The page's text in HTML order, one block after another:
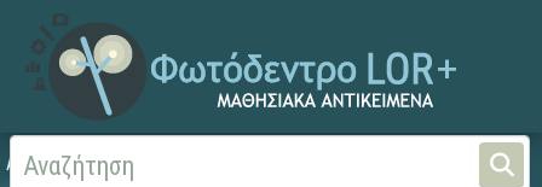
Αρχική Ξένες Γλώσσες -